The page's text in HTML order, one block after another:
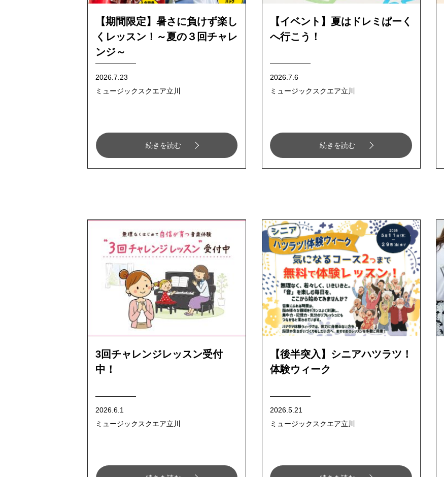
【期間限定】暑さに負けず楽し
くレッスン！～夏の３回チャレ
ンジ～
2026.7.23
ミュージックスクエア立川
続きを読む
【イベント】夏はドレミぱーく
へ行こう！
2026.7.6
ミュージックスクエア立川
続きを読む
3回チャレンジレッスン受付
中！
2026.6.1
ミュージックスクエア立川
【後半突入】シニアハツラツ！
体験ウィーク
2026.5.21
ミュージックスクエア立川